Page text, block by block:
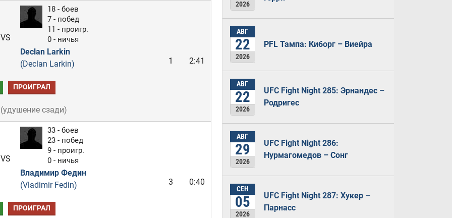
VS
18 - боев
7 - побед
11 - проигр.
0 - ничья
Declan Larkin
(Declan Larkin)
1 2:41
ПРОИГРАЛ
удушение сзади)
VS
33 - боев
23 - побед
9 - проигр.
0 - ничья
Владимир Федин
(Vladimir Fedin)
3 0:40
ПРОИГРАЛ
2026
АВГ
22
2026
PFL Тампа: Киборг – Виейра
АВГ
22
2026
UFC Fight Night 285: Эрнандес –
Родригес
АВГ
29
2026
UFC Fight Night 286:
Нурмагомедов – Сонг
СЕН
05
2026
UFC Fight Night 287: Хукер –
Парнасс